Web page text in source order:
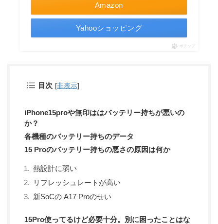
Amazon
Yahooショッピング
ポチップ
目次 [非表示]
iPhone15proや無印ははバッテリー持ちが悪いの
か？
各機種のバッテリー持ちのデータ
15 Proのバッテリー持ちの悪さの原因は何か
熱設計に弱い
リフレッシュレートが高い
新SoCの A17 Proのせい
15Pro使ってるけど必要十分。別に困ったことはな